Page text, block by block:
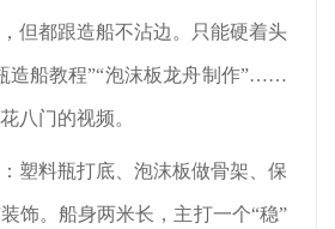
但都跟造船不沾边。只能硬着头
造船教程”“泡沫板龙舟制作”……
八门的视频。
塑料瓶打底、泡沫板做骨架、保
饰。船身两米长，主打一个“稳”